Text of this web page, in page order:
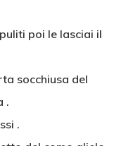
poi le lasciai il
socchiusa del
.
.